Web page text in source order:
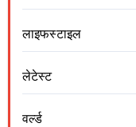
लाइफस्टाइल
लेटेस्ट
वर्ल्ड